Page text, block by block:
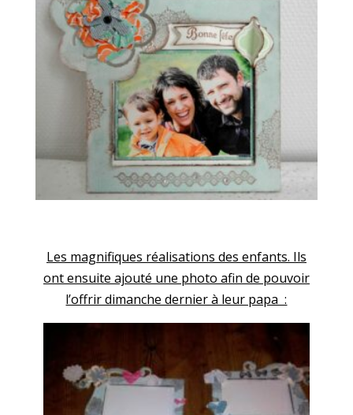
Les magnifiques réalisations des enfants. Ils
ont ensuite ajouté une photo afin de pouvoir
l’offrir dimanche dernier à leur papa :